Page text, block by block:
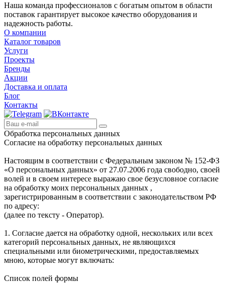
Наша команда профессионалов с богатым опытом в области
поставок гарантирует высокое качество оборудования и
надежность работы.
О компании
Каталог товаров
Услуги
Проекты
Бренды
Акции
Доставка и оплата
Блог
Контакты
Обработка персональных данных
Согласие на обработку персональных данных
Настоящим в соответствии с Федеральным законом № 152-ФЗ
«О персональных данных» от 27.07.2006 года свободно, своей
волей и в своем интересе выражаю свое безусловное согласие
на обработку моих персональных данных ,
зарегистрированным в соответствии с законодательством РФ
по адресу:
(далее по тексту - Оператор).
1. Согласие дается на обработку одной, нескольких или всех
категорий персональных данных, не являющихся
специальными или биометрическими, предоставляемых
мною, которые могут включать:
Список полей формы